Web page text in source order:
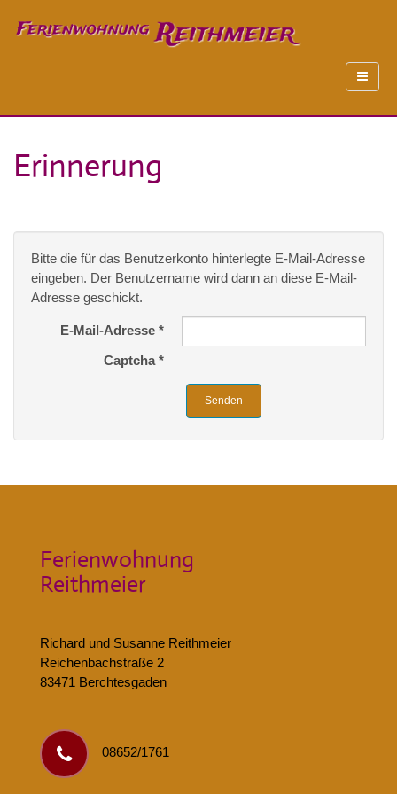
Erinnerung
Bitte die für das Benutzerkonto hinterlegte E-Mail-Adresse
eingeben. Der Benutzername wird dann an diese E-Mail-
Adresse geschickt.
E-Mail-Adresse *
Captcha*
Senden
Ferienwohnung
Reithmeier
Richard und Susanne Reithmeier
Reichenbachstraße 2
83471 Berchtesgaden
08652/1761